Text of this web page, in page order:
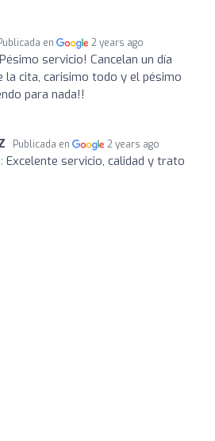
en 2 years ago
Pésimo servicio! Cancelan un día
la cita, carisimo todo y el pésimo
para nada!!
Publicada en 2 years ago
Excelente servicio, calidad y trato